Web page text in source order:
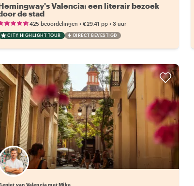
Valencia: een literair bezoek
de stad
425 beoordelingen •€29.41 pp •3 uur
CITY HIGHLIGHT TOUR DIRECT BEVESTIGD
van Valencia met Mike